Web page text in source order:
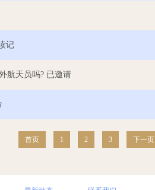
记
航天员吗? 已邀请
首页 1 2 3 下一页